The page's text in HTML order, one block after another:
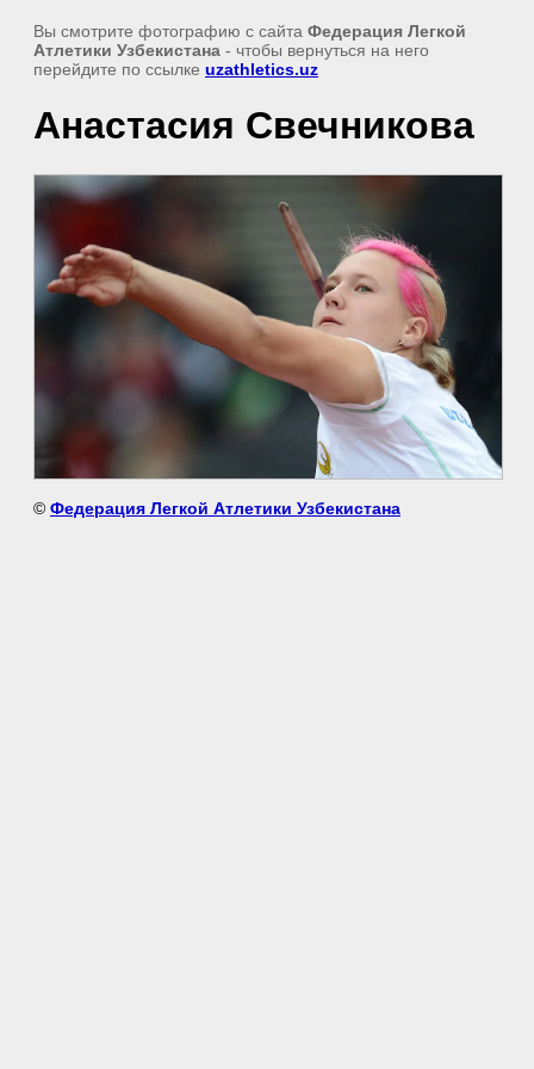
Вы смотрите фотографию с сайта Федерация Легкой
Атлетики Узбекистана - чтобы вернуться на него
перейдите по ссылке uzathletics.uz
Анастасия Свечникова
© Федерация Легкой Атлетики Узбекистана